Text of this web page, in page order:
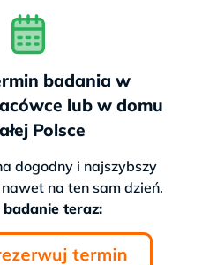
badania w
lub w domu
Polsce
dogodny i najszybszy
na ten sam dzień.
teraz: